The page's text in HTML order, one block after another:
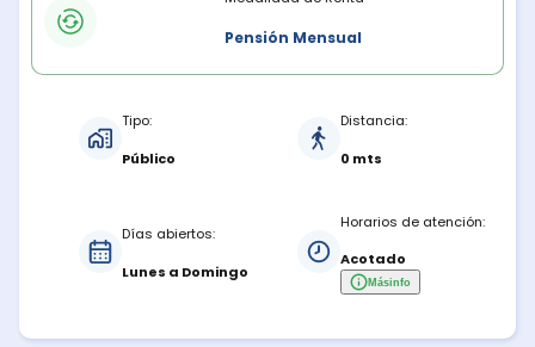
Pensión Mensual
Tipo:
Público
Distancia:
0 mts
Días abiertos:
Lunes a Domingo
Horarios de atención:
Acotado
Másinfo